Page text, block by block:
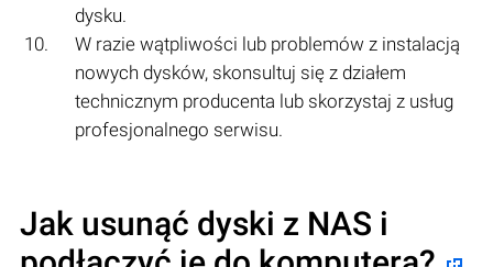
dysku.
W razie wątpliwości lub problemów z instalacją
nowych dysków, skonsultuj się z działem
technicznym producenta lub skorzystaj z usług
profesjonalnego serwisu.
Jak usunąć dyski z NAS i